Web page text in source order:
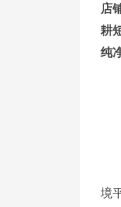
店
耕
纯
境